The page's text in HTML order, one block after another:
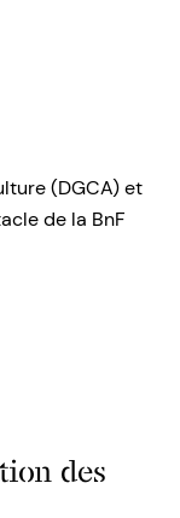
(DGCA) et
de la BnF
des